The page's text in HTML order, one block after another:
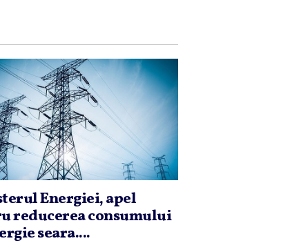
Energiei, apel
reducerea consumului
seara....